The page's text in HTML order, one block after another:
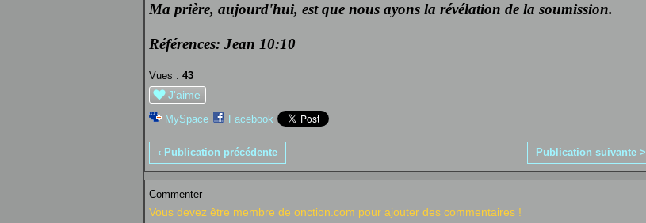
Ma prière, aujourd'hui, est que nous ayons la révélation de la soumission.
Références: Jean 10:10
Vues : 43
J'aime
MySpace Facebook
‹ Publication précédente Publication suivante >
Commenter
Vous devez être membre de onction.com pour ajouter des commentaires !